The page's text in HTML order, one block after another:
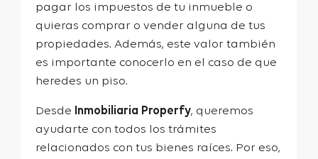
pagar los impuestos de tu inmueble o
quieras comprar o vender alguna de tus
propiedades. Además, este valor también
es importante conocerlo en el caso de que
heredes un piso.
Desde Inmobiliaria Properfy, queremos
ayudarte con todos los trámites
relacionados con tus bienes raíces. Por eso,